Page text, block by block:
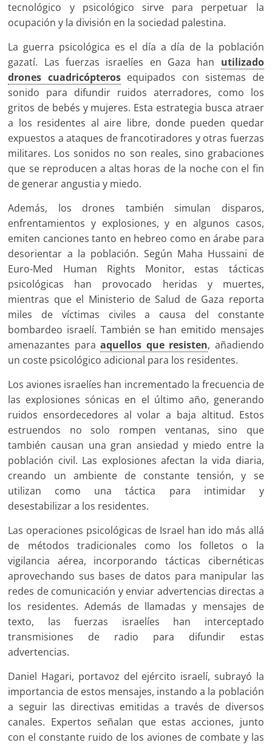
tecnológico y psicológico sirve para perpetuar la
ocupación y la división en la sociedad palestina.
La guerra psicológica es el día a día de la población
gazatí. Las fuerzas israelíes en Gaza han utilizado
drones cuadricópterosequipados con sistemas de
sonido para difundir ruidos aterradores, como los
gritos de bebés y mujeres. Esta estrategia busca atraer
a los residentes al aire libre, donde pueden quedar
expuestos a ataques de francotiradores y otras fuerzas
militares. Los sonidos no son reales, sino grabaciones
que se reproducen a altas horas de la noche con el fin
de generar angustia y miedo.
Además, los drones también simulan disparos,
enfrentamientos y explosiones, y en algunos casos,
emiten canciones tanto en hebreo como en árabe para
desorientar a la población. Según Maha Hussaini de
Euro-Med Human Rights Monitor, estas tácticas
psicológicas han provocado heridas y muertes,
mientras que el Ministerio de Salud de Gaza reporta
miles de víctimas civiles a causa del constante
bombardeo israelí. También se han emitido mensajes
amenazantes paraaquellos que resisten, añadiendo
un coste psicológico adicional para los residentes.
Los aviones israelíes han incrementado la frecuencia de
las explosiones sónicas en el último año, generando
ruidos ensordecedores al volar a baja altitud. Estos
estruendos no solo rompen ventanas, sino que
también causan una gran ansiedad y miedo entre la
población civil. Las explosiones afectan la vida diaria,
creando un ambiente de constante tensión, y se
utilizan como una táctica para intimidar y
desestabilizar a los residentes.
Las operaciones psicológicas de Israel han ido más allá
de métodos tradicionales como los folletos o la
vigilancia aérea, incorporando tácticas cibernéticas
aprovechando sus bases de datos para manipular las
redes de comunicación y enviar advertencias directas a
los residentes. Además de llamadas y mensajes de
texto, las fuerzas israelíes han interceptado
transmisiones de radio para difundir estas
advertencias.
Daniel Hagari, portavoz del ejército israelí, subrayó la
importancia de estos mensajes, instando a la población
a seguir las directivas emitidas a través de diversos
canales. Expertos señalan que estas acciones, junto
con el constante ruido de los aviones de combate y las